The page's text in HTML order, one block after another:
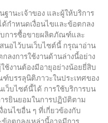
านะเจ้าของ และผู้ให้บริการ
ด้กำหนดเงื่อนไขและข้อตกลง
บการซื้อขายผลิตภัณฑ์และ
นอไว้บนเว็บไซต์นี้ กรุณาอ่าน
ลงการใช้งานด้านล่างนี้อย่าง
ช้งานต้องมีอายุอย่างน้อยยี่สิบ
บรรลุนิติภาวะในประเทศของ
เว็บไซต์นี้ได้ การใช้บริการบน
รยินยอมในการปฏิบัติตาม
อนไขอื่น ๆ ที่เกี่ยวข้องกับ